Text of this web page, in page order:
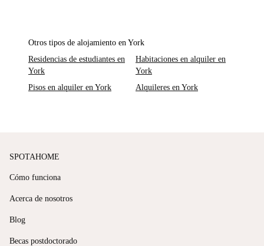
Otros tipos de alojamiento en York
Residencias de estudiantes en
York
Habitaciones en alquiler en
York
Pisos en alquiler en York
Alquileres en York
SPOTAHOME
Cómo funciona
Acerca de nosotros
Blog
Becas postdoctorado